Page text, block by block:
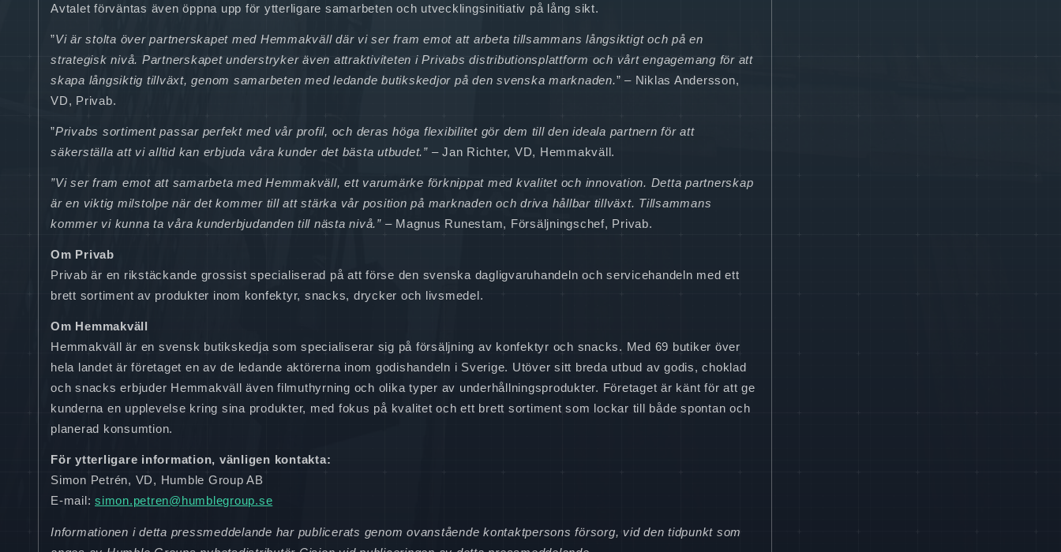
Avtalet förväntas även öppna upp för ytterligare samarbeten och utvecklingsinitiativ på lång sikt.
”Vi är stolta över partnerskapet med Hemmakväll där vi ser fram emot att arbeta tillsammans långsiktigt och på en
strategisk nivå. Partnerskapet understryker även attraktiviteten i Privabs distributionsplattform och vårt engagemang för att
skapa långsiktig tillväxt, genom samarbeten med ledande butikskedjor på den svenska marknaden.” – Niklas Andersson,
VD, Privab.
”Privabs sortiment passar perfekt med vår profil, och deras höga flexibilitet gör dem till den ideala partnern för att
säkerställa att vi alltid kan erbjuda våra kunder det bästa utbudet.” – Jan Richter, VD, Hemmakväll.
”Vi ser fram emot att samarbeta med Hemmakväll, ett varumärke förknippat med kvalitet och innovation. Detta partnerskap
är en viktig milstolpe när det kommer till att stärka vår position på marknaden och driva hållbar tillväxt. Tillsammans
kommer vi kunna ta våra kunderbjudanden till nästa nivå.” – Magnus Runestam, Försäljningschef, Privab.
Om Privab
Privab är en rikstäckande grossist specialiserad på att förse den svenska dagligvaruhandeln och servicehandeln med ett
brett sortiment av produkter inom konfektyr, snacks, drycker och livsmedel.
Om Hemmakväll
Hemmakväll är en svensk butikskedja som specialiserar sig på försäljning av konfektyr och snacks. Med 69 butiker över
hela landet är företaget en av de ledande aktörerna inom godishandeln i Sverige. Utöver sitt breda utbud av godis, choklad
och snacks erbjuder Hemmakväll även filmuthyrning och olika typer av underhållningsprodukter. Företaget är känt för att ge
kunderna en upplevelse kring sina produkter, med fokus på kvalitet och ett brett sortiment som lockar till både spontan och
planerad konsumtion.
För ytterligare information, vänligen kontakta:
Simon Petrén, VD, Humble Group AB
E-mail: simon.petren@humblegroup.se
Informationen i detta pressmeddelande har publicerats genom ovanstående kontaktpersons försorg, vid den tidpunkt som